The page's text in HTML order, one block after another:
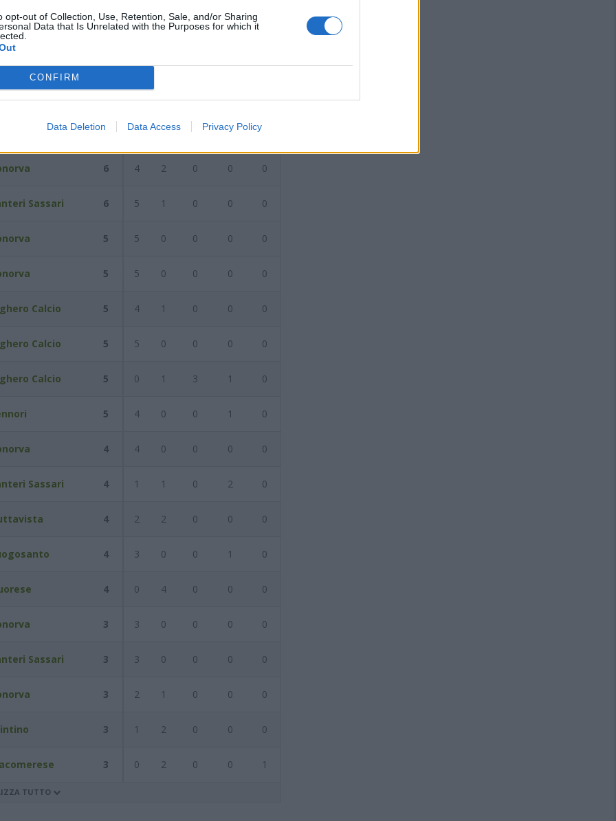
opt-out of Collection, Use, Retention, Sale, and/or Sharing
Data that Is Unrelated with the Purposes for which it
CONFIRM
Data Deletion Data Access Privacy Policy
Reti AZ RIG PUN ANG CDF
8 5 3 0 0 0
6 3 1 1
6 4 2 0 0 0
Sassari 6 5 1 0 0 0
5 5 0 0 0 0
5 5 0 0 0 0
Calcio 5 4 1 0 0 0
Calcio 5 5 0 0 0 0
Calcio 5 0 1 3 1 0
5 4 0 0 1 0
4 4 0 0 0 0
Sassari 4 1 1 0 2 0
4 2 2 0 0 0
4 3 0 0 1 0
4 0 4 0 0 0
3 3 0 0 0 0
Sassari 3 3 0 0 0 0
3 2 1 0 0 0
3 1 2 0 0 0
3 0 2 0 0 1
TUTTO